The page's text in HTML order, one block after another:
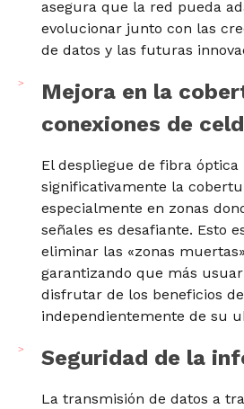
asegura que la red pueda
evolucionar junto con las
de datos y las futuras
Mejora en la
conexiones de
El despliegue de fibra óptica
significativamente la
especialmente en zonas
señales es desafiante. Esto
eliminar las «zonas
garantizando que más
disfrutar de los beneficios
independientemente de su
Seguridad de la
La transmisión de datos a